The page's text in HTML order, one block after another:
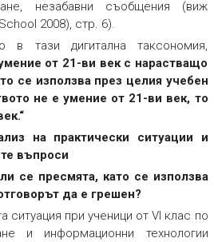
незабавни съобщения (виж
2008), стр. 6).
в тази дигитална таксономия,
от 21-ви век с нарастващо
се използва през целия учебен
не е умение от 21-ви век, то
на практически ситуации и
въпроси
се пресмята, като се използва
да е грешен?
ситуация при ученици от VI клас по
и информационни технологии